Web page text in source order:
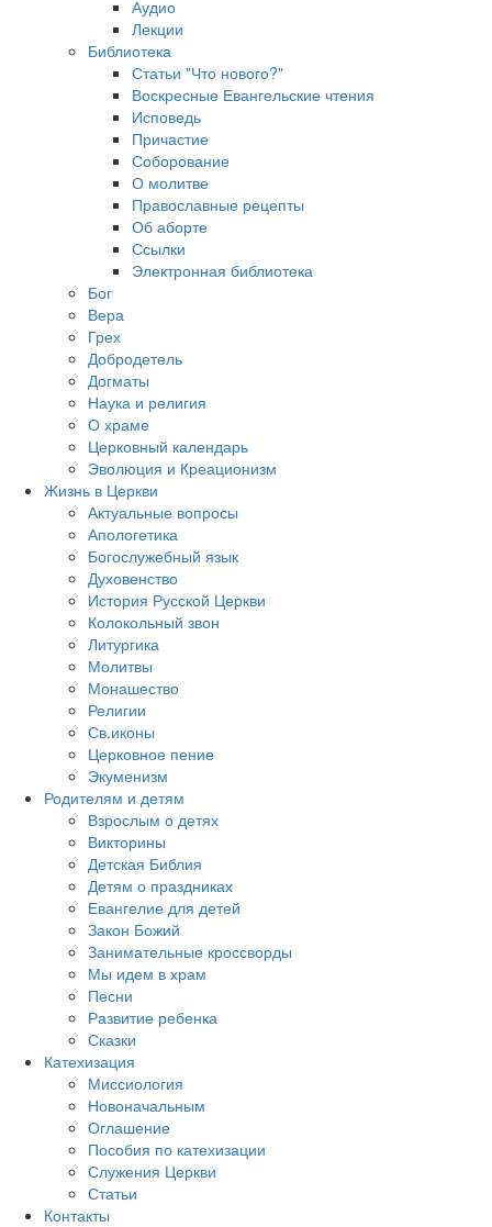
Аудио
Лекции
Библиотека
Статьи "Что нового?"
Воскресные Евангельские чтения
Исповедь
Причастие
Соборование
О молитве
Православные рецепты
Об аборте
Ссылки
Электронная библиотека
Бог
Вера
Грех
Добродетель
Догматы
Наука и религия
О храме
Церковный календарь
Эволюция и Креационизм
Жизнь в Церкви
Актуальные вопросы
Апологетика
Богослужебный язык
Духовенство
История Русской Церкви
Колокольный звон
Литургика
Молитвы
Монашество
Религии
Св.иконы
Церковное пение
Экуменизм
Родителям и детям
Взрослым о детях
Викторины
Детская Библия
Детям о праздниках
Евангелие для детей
Закон Божий
Занимательные кроссворды
Мы идем в храм
Песни
Развитие ребенка
Сказки
Катехизация
Миссиология
Новоначальным
Оглашение
Пособия по катехизации
Служения Церкви
Статьи
Контакты